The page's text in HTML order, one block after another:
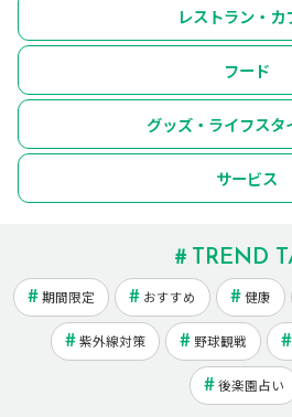
レストラン・カ
フード
グッズ・ライフスタ
サービス
TREND
期間限定 おすすめ 健康
紫外線対策 野球観戦
後楽園占い